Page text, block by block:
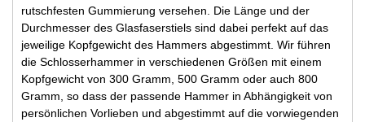
rutschfesten Gummierung versehen. Die Länge und der
Durchmesser des Glasfaserstiels sind dabei perfekt auf das
jeweilige Kopfgewicht des Hammers abgestimmt. Wir führen
die Schlosserhammer in verschiedenen Größen mit einem
Kopfgewicht von 300 Gramm, 500 Gramm oder auch 800
Gramm, so dass der passende Hammer in Abhängigkeit von
persönlichen Vorlieben und abgestimmt auf die vorwiegenden